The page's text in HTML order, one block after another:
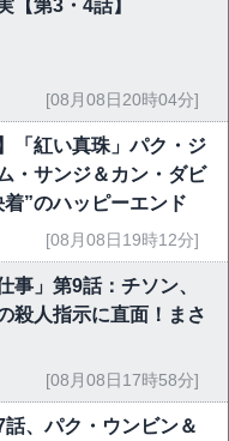
【第3・4話】
[08月08日20時04分]
「紅い真珠」パク・ジ
・サンジ＆カン・ダビ
”のハッピーエンド
[08月08日19時12分]
事」第9話：チソン、
殺人指示に直面！まさ
[08月08日17時58分]
話、パク・ウンビン＆